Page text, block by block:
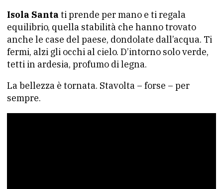
Isola Santa ti prende per mano e ti regala
equilibrio, quella stabilità che hanno trovato
anche le case del paese, dondolate dall’acqua. Ti
fermi, alzi gli occhi al cielo. D’intorno solo verde,
tetti in ardesia, profumo di legna.
La bellezza è tornata. Stavolta – forse – per
sempre.